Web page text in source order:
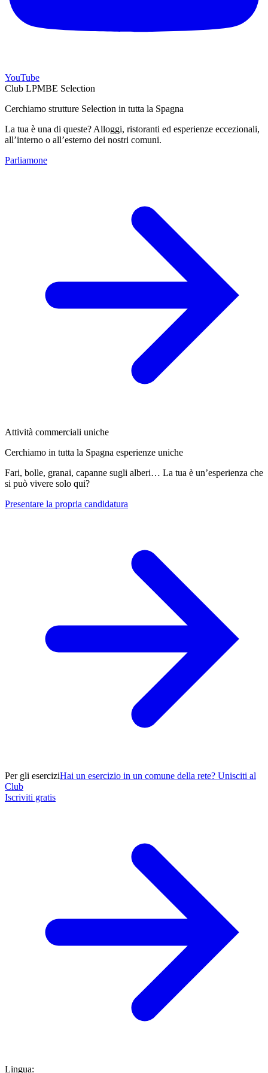
YouTube
Club LPMBE Selection
Cerchiamo strutture Selection in tutta la Spagna
La tua è una di queste? Alloggi, ristoranti ed esperienze eccezionali,
all’interno o all’esterno dei nostri comuni.
Parliamone
Attività commerciali uniche
Cerchiamo in tutta la Spagna esperienze uniche
Fari, bolle, granai, capanne sugli alberi… La tua è un’esperienza che
si può vivere solo qui?
Presentare la propria candidatura
Per gli eserciziHai un esercizio in un comune della rete? Unisciti al
Club
Iscriviti gratis
Lingua: